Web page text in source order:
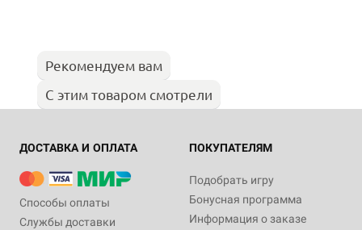
Рекомендуем вам
С этим товаром смотрели
ДОСТАВКА И ОПЛАТА
Способы оплаты
Службы доставки
ПОКУПАТЕЛЯМ
Подобрать игру
Бонусная программа
Информация о заказе